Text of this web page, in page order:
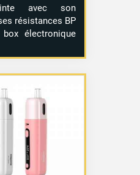
avec son
résistances BP
électronique